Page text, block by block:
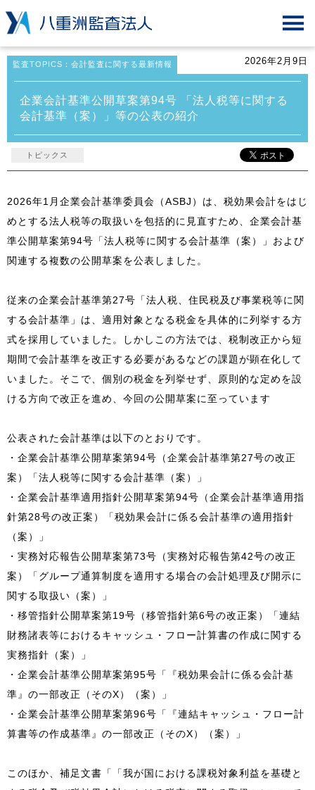
監査TOPICS：会計監査に関する最新情報 2026年2月9日
企業会計基準公開草案第94号 「法人税等に関する
会計基準（案）」等の公表の紹介
トピックス
2026年1月企業会計基準委員会（ASBJ）は、税効果会計をはじ
めとする法人税等の取扱いを包括的に見直すため、企業会計基
準公開草案第94号「法人税等に関する会計基準（案）」および
関連する複数の公開草案を公表しました。
従来の企業会計基準第27号「法人税、住民税及び事業税等に関
する会計基準」は、適用対象となる税金を具体的に列挙する方
式を採用していました。しかしこの方法では、税制改正から短
期間で会計基準を改正する必要があるなどの課題が顕在化して
いました。そこで、個別の税金を列挙せず、原則的な定めを設
ける方向で改正を進め、今回の公開草案に至っています
公表された会計基準は以下のとおりです。
・企業会計基準公開草案第94号（企業会計基準第27号の改正
案）「法人税等に関する会計基準（案）」
・企業会計基準適用指針公開草案第94号（企業会計基準適用指
針第28号の改正案）「税効果会計に係る会計基準の適用指針
（案）」
・実務対応報告公開草案第73号（実務対応報告第42号の改正
案）「グループ通算制度を適用する場合の会計処理及び開示に
関する取扱い（案）」
・移管指針公開草案第19号（移管指針第6号の改正案）「連結
財務諸表等におけるキャッシュ・フロー計算書の作成に関する
実務指針（案）」
・企業会計基準公開草案第95号「『税効果会計に係る会計基
準』の一部改正（そのX）（案）」
・企業会計基準公開草案第96号「『連結キャッシュ・フロー計
算書等の作成基準』の一部改正（そのX）（案）」
このほか、補足文書「「我が国における課税対象利益を基礎と